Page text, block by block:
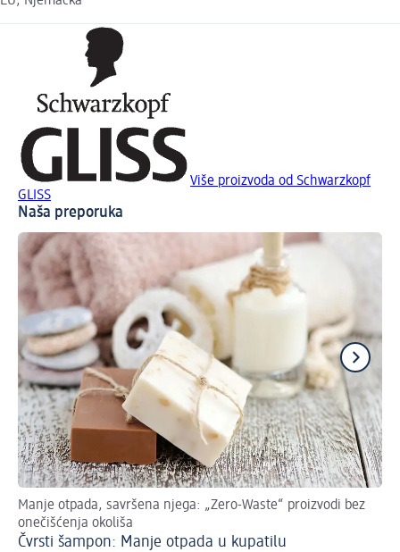
Više proizvoda od Schwarzkopf
GLISS
Naša preporuka
Manje otpada, savršena njega: „Zero-Waste“ proizvodi bez
onečišćenja okoliša
Čvrsti šampon: Manje otpada u kupatilu